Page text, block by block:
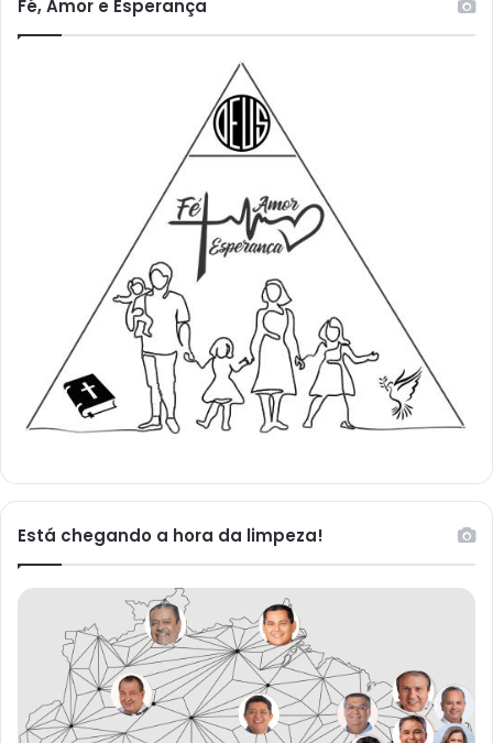
Fé, Amor e Esperança
Está chegando a hora da limpeza!